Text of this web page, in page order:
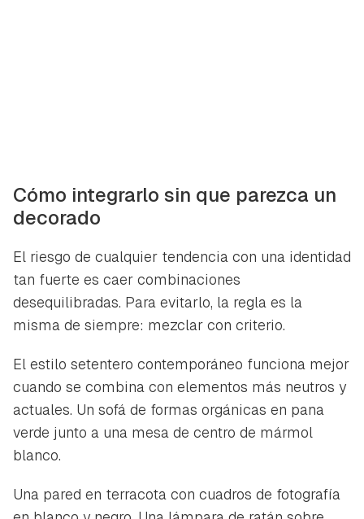
Cómo integrarlo sin que parezca un
decorado
El riesgo de cualquier tendencia con una identidad
tan fuerte es caer combinaciones
desequilibradas. Para evitarlo, la regla es la
misma de siempre: mezclar con criterio.
El estilo setentero contemporáneo funciona mejor
cuando se combina con elementos más neutros y
actuales. Un sofá de formas orgánicas en pana
verde junto a una mesa de centro de mármol
blanco.
Una pared en terracota con cuadros de fotografía